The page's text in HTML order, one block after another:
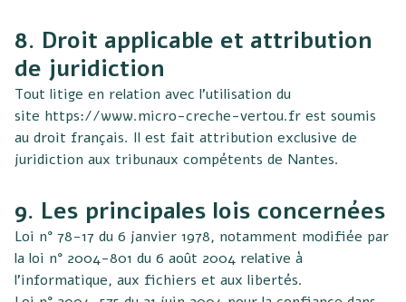
8. Droit applicable et attribution
de juridiction
Tout litige en relation avec l’utilisation du
site https://www.micro-creche-vertou.fr est soumis
au droit français. Il est fait attribution exclusive de
juridiction aux tribunaux compétents de Nantes.
9. Les principales lois concernées
Loi n° 78-17 du 6 janvier 1978, notamment modifiée par
la loi n° 2004-801 du 6 août 2004 relative à
l’informatique, aux fichiers et aux libertés.